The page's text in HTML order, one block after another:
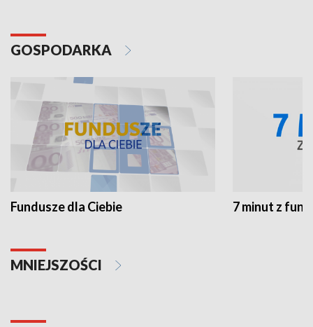
GOSPODARKA
Fundusze dla Ciebie 7 minut z
MNIEJSZOŚCI